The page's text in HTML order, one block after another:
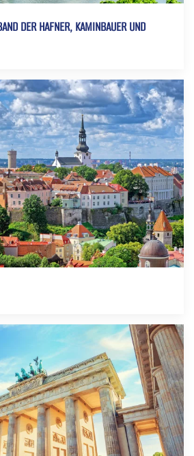
DER HAFNER, KAMINBAUER UND